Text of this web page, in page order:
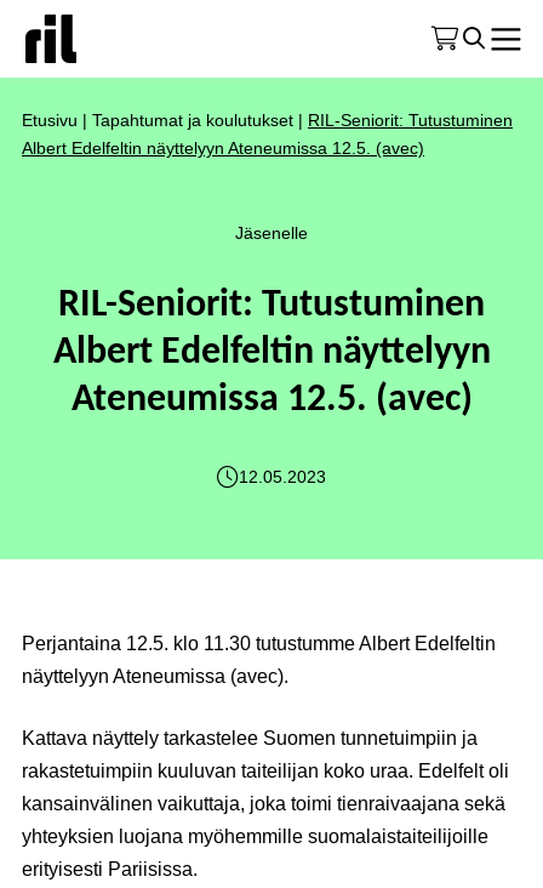
Etusivu | Tapahtumat ja koulutukset | RIL-Seniorit: Tutustuminen
Albert Edelfeltin näyttelyyn Ateneumissa 12.5. (avec)
Jäsenelle
RIL-Seniorit: Tutustuminen
Albert Edelfeltin näyttelyyn
Ateneumissa 12.5. (avec)
12.05.2023
Perjantaina 12.5. klo 11.30 tutustumme Albert Edelfeltin
näyttelyyn Ateneumissa (avec).
Kattava näyttely tarkastelee Suomen tunnetuimpiin ja
rakastetuimpiin kuuluvan taiteilijan koko uraa. Edelfelt oli
kansainvälinen vaikuttaja, joka toimi tienraivaajana sekä
yhteyksien luojana myöhemmille suomalaistaiteilijoille
erityisesti Pariisissa.